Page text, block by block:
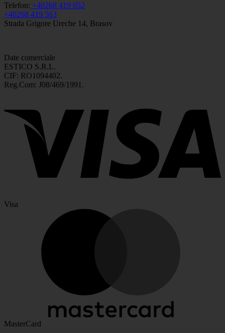
Telefon: +40268 419 052
+40268 419 563
Strada Grigore Ureche 14, Brasov
Date comerciale
ESTICO S.R.L.
CIF: RO1094402.
Reg.Com: J08/469/1991.
Visa
MasterCard